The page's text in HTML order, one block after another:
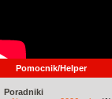
Pomocnik/Helper
Poradniki